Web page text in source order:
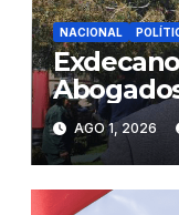
NACIONAL
AGO 1, 2026